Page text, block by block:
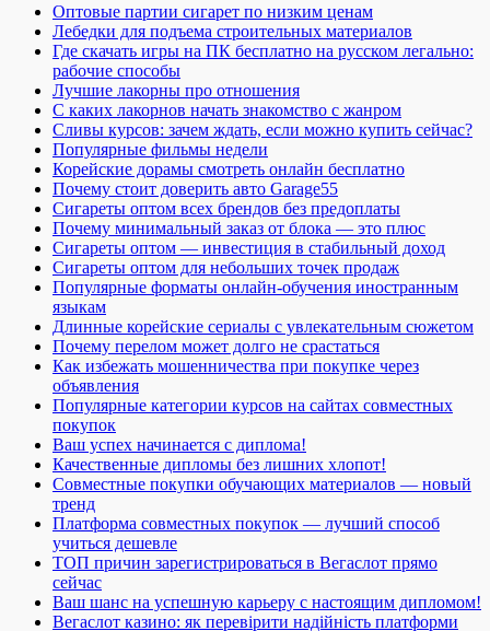
Оптовые партии сигарет по низким ценам
Лебедки для подъема строительных материалов
Где скачать игры на ПК бесплатно на русском легально:
рабочие способы
Лучшие лакорны про отношения
С каких лакорнов начать знакомство с жанром
Сливы курсов: зачем ждать, если можно купить сейчас?
Популярные фильмы недели
Корейские дорамы смотреть онлайн бесплатно
Почему стоит доверить авто Garage55
Сигареты оптом всех брендов без предоплаты
Почему минимальный заказ от блока — это плюс
Сигареты оптом — инвестиция в стабильный доход
Сигареты оптом для небольших точек продаж
Популярные форматы онлайн-обучения иностранным
языкам
Длинные корейские сериалы с увлекательным сюжетом
Почему перелом может долго не срастаться
Как избежать мошенничества при покупке через
объявления
Популярные категории курсов на сайтах совместных
покупок
Ваш успех начинается с диплома!
Качественные дипломы без лишних хлопот!
Совместные покупки обучающих материалов — новый
тренд
Платформа совместных покупок — лучший способ
учиться дешевле
ТОП причин зарегистрироваться в Вегаслот прямо
сейчас
Ваш шанс на успешную карьеру с настоящим дипломом!
Вегаслот казино: як перевірити надійність платформи